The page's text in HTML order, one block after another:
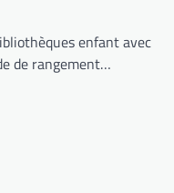
enfant avec
de rangement…